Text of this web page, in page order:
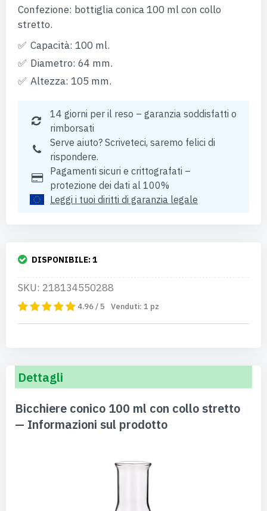
Confezione: bottiglia conica 100 ml con collo
stretto.
Capacità: 100 ml.
Diametro: 64 mm.
Altezza: 105 mm.
14 giorni per il reso – garanzia soddisfatti o
rimborsati
Serve aiuto? Scriveteci, saremo felici di
rispondere.
Pagamenti sicuri e crittografati –
protezione dei dati al 100%
Leggi i tuoi diritti di garanzia legale
DISPONIBILE:1
SKU: 218134550288
4.96 / 5 Venduti: 1 pz
Dettagli
Bicchiere conico 100 ml con collo stretto
— Informazioni sul prodotto